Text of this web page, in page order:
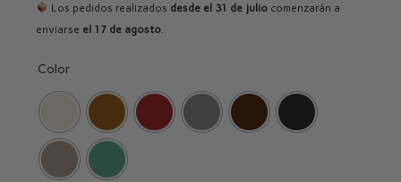
Los pedidos realizados desde el 31 de juliocomenzarán a
enviarse el 17 de agosto
Color